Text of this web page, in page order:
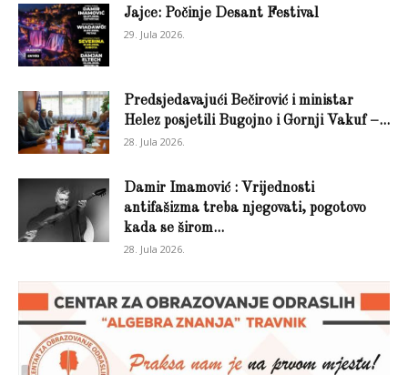
Jajce: Počinje Desant Festival
29. Jula 2026.
Predsjedavajući Bečirović i ministar
Helez posjetili Bugojno i Gornji Vakuf –...
28. Jula 2026.
Damir Imamović : Vrijednosti
antifašizma treba njegovati, pogotovo
kada se širom...
28. Jula 2026.